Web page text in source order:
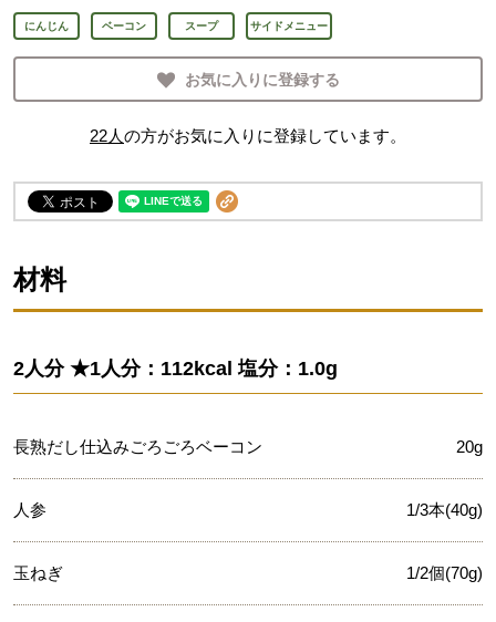
にんじん ベーコン スープ サイドメニュー
お気に入りに登録する
22人の方がお気に入りに登録しています。
材料
2人分 ★1人分：112kcal 塩分：1.0g
長熟だし仕込みごろごろベーコン 20g
人参 1/3本(40g)
玉ねぎ 1/2個(70g)